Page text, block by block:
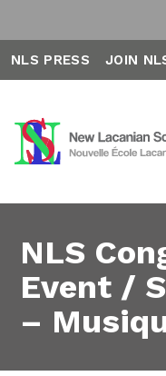
NLS PRESS JOIN
NLS
Event /
–